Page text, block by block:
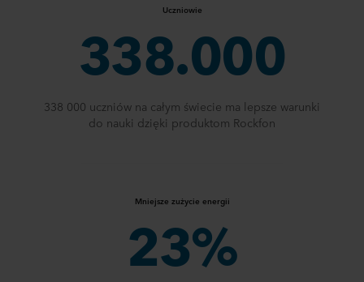
Uczniowie
338.000
338 000 uczniów na całym świecie ma lepsze warunki
do nauki dzięki produktom Rockfon
Mniejsze zużycie energii
23%